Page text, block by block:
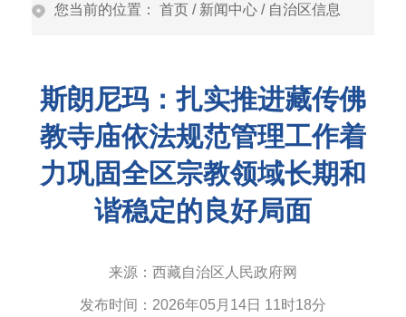
您当前的位置： 首页 / 新闻中心 / 自治区信息
斯朗尼玛：扎实推进藏传佛
教寺庙依法规范管理工作着
力巩固全区宗教领域长期和
谐稳定的良好局面
来源： 西藏自治区人民政府网
发布时间： 2026年05月14日 11时18分